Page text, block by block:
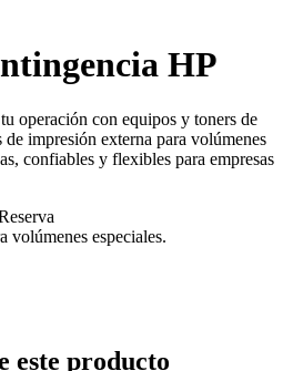
HP
operación con equipos y toners de
de impresión externa para volúmenes
confiables y flexibles para empresas
volúmenes especiales.
este producto